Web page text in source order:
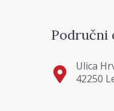
Područni
Ulica
42250